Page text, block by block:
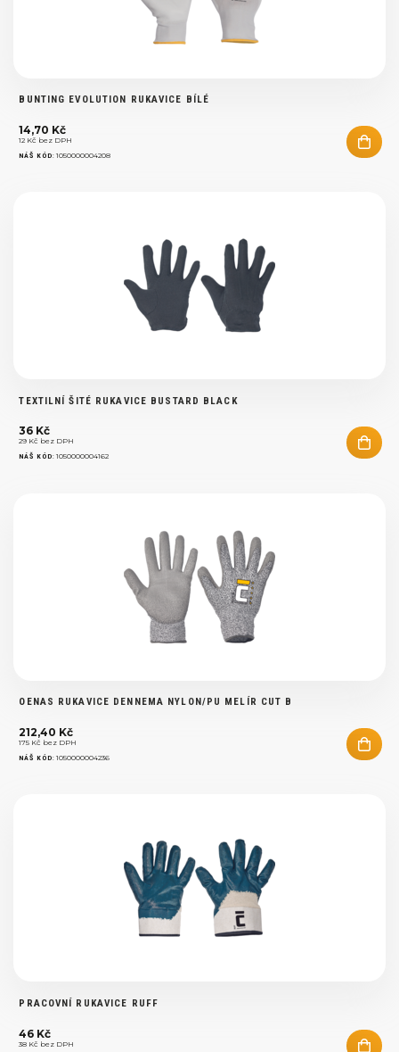
BUNTING EVOLUTION RUKAVICE BÍLÉ
14,70 Kč
12 Kč bez DPH
NÁŠ KÓD:1050000004208
TEXTILNÍ ŠITÉ RUKAVICE BUSTARD BLACK
36 Kč
29 Kč bez DPH
NÁŠ KÓD:1050000004162
OENAS RUKAVICE DENNEMA NYLON/PU MELÍR CUT B
212,40 Kč
175 Kč bez DPH
NÁŠ KÓD:1050000004236
PRACOVNÍ RUKAVICE RUFF
46 Kč
38 Kč bez DPH